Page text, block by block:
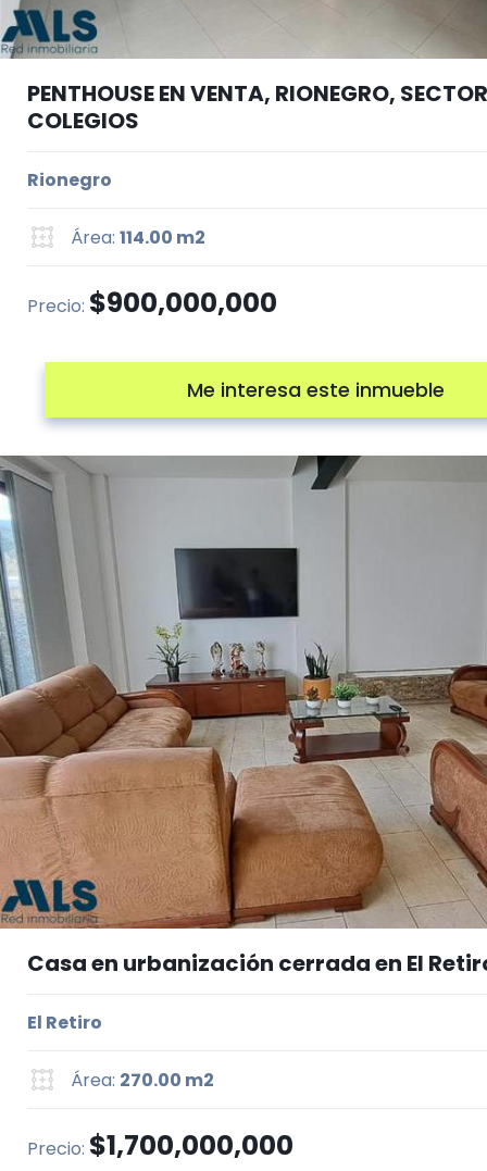
PENTHOUSE EN VENTA, RIONEGRO,
COLEGIOS
Rionegro
Área: 114.00 m2
Precio: $900,000,000
Me interesa este inmueble
Casa en urbanización cerrada en El
El Retiro
Área: 270.00 m2
Precio: $1,700,000,000